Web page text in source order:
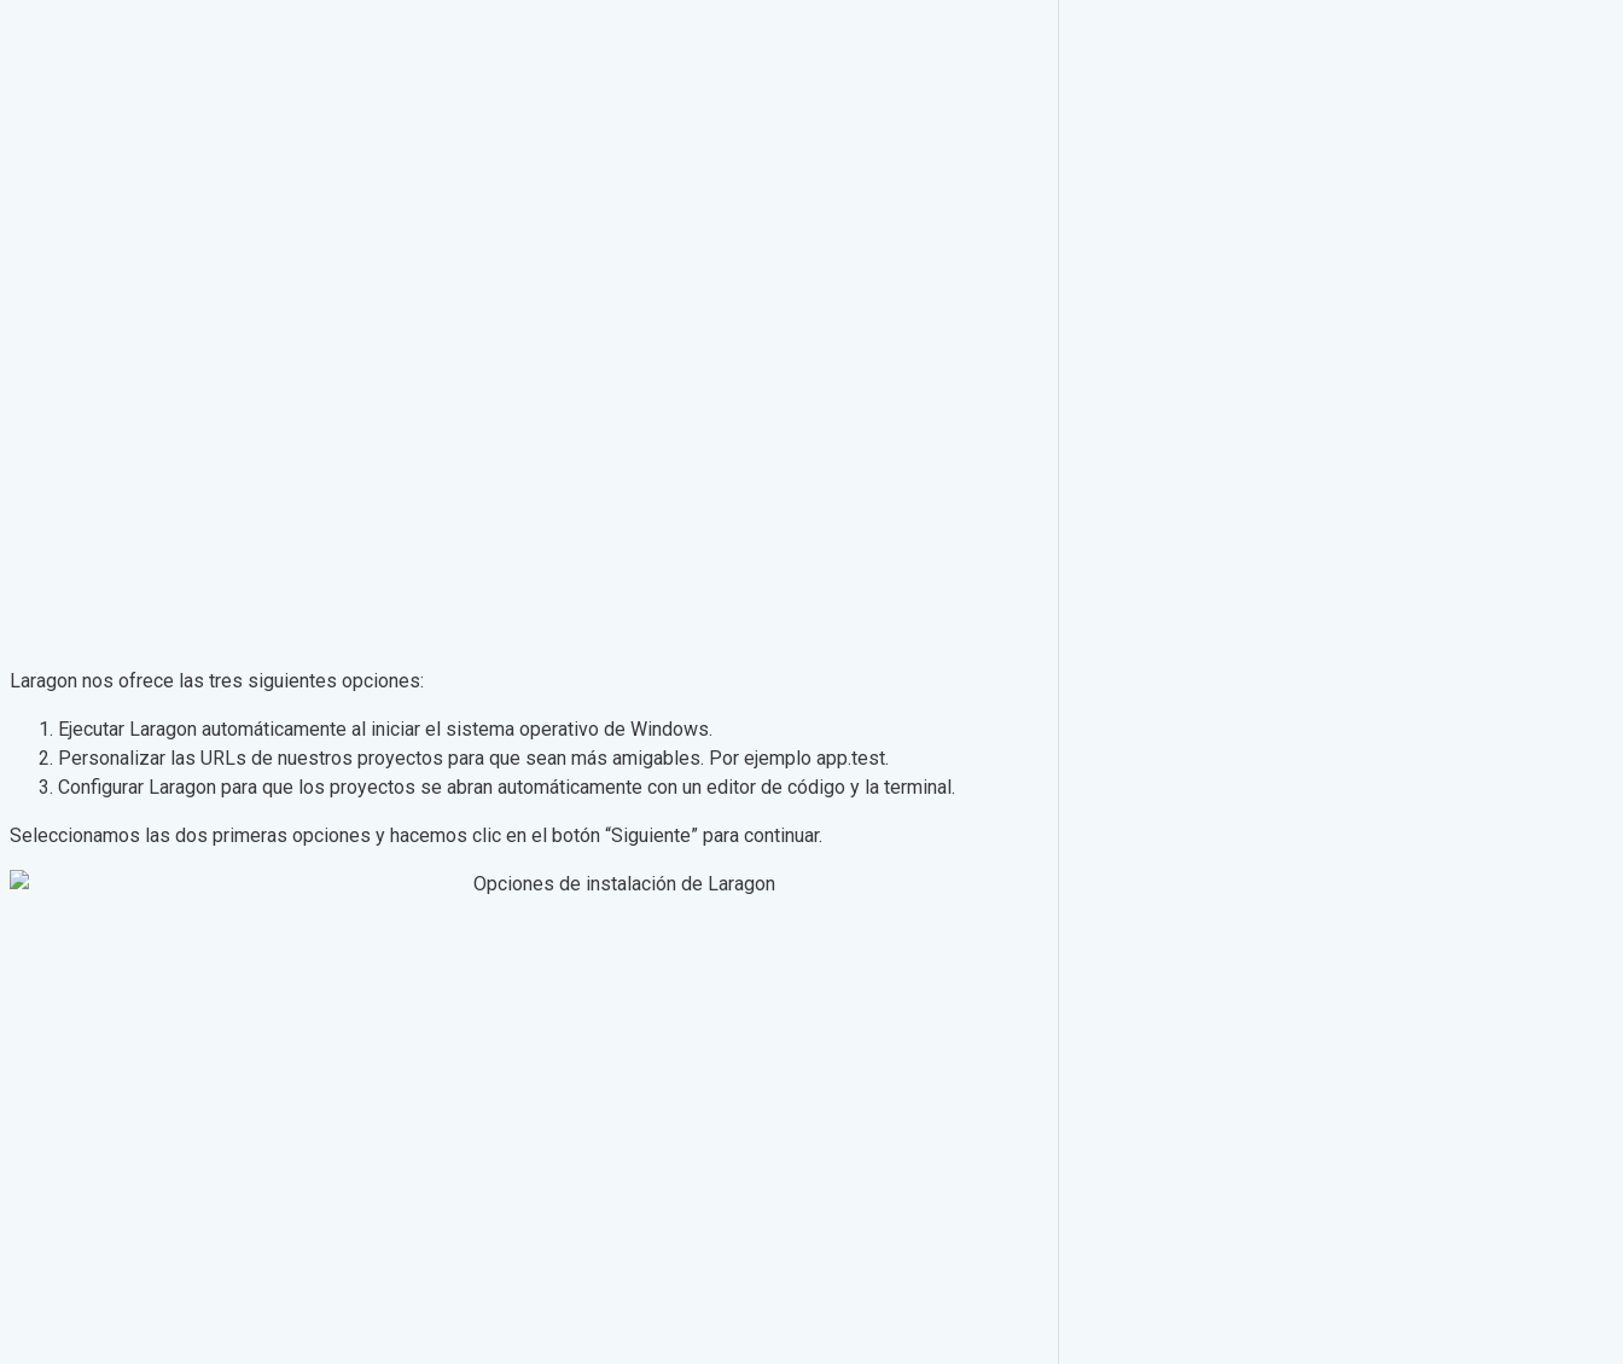
Laragon nos ofrece las tres siguientes opciones:
Ejecutar Laragon automáticamente al iniciar el sistema operativo de Windows.
Personalizar las URLs de nuestros proyectos para que sean más amigables. Por ejemplo app.test.
Configurar Laragon para que los proyectos se abran automáticamente con un editor de código y la terminal.
Seleccionamos las dos primeras opciones y hacemos clic en el botón “Siguiente” para continuar.